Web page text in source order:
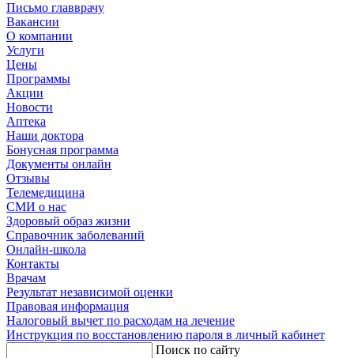
Письмо главврачу
Вакансии
О компании
Услуги
Цены
Программы
Акции
Новости
Аптека
Наши доктора
Бонусная программа
Документы онлайн
Отзывы
Телемедицина
СМИ о нас
Здоровый образ жизни
Справочник заболеваний
Онлайн-школа
Контакты
Врачам
Результат независимой оценки
Правовая информация
Налоговый вычет по расходам на лечение
Инструкция по восстановлению пароля в личный кабинет
Поиск по сайту